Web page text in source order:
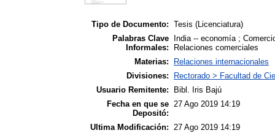
Tipo de Documento: Tesis (Licenciatura)
Palabras Clave
Informales:
India -- economía ;
Relaciones comerciales
Materias:
Relaciones internacionales
Divisiones:
Rectorado > Facultad de
Usuario Remitente:
Bibl. Iris Bajú
Fecha en que se
Depositó:
27 Ago 2019 14:19
Ultima Modificación: 27 Ago 2019 14:19